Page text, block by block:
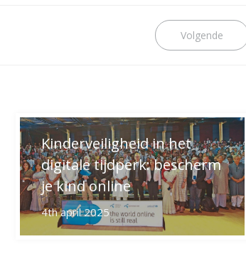
post:
Kinderveiligheid in het
digitale tijdperk: bescherm
je kind online
4th april 2025